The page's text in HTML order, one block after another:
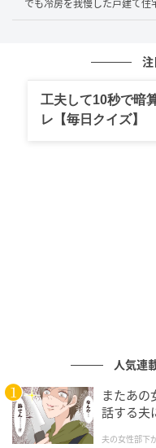
車を動かす時間も数分
毎朝始まる“車入れ
子どもを抱えながら
の忙しい時間帯に、そ
ったのです。
でも冷房を我慢した戸建て住
注
工夫して10秒で暗
レ【毎日クイズ】
人気連
またあの
話する夫
夫の女性部下